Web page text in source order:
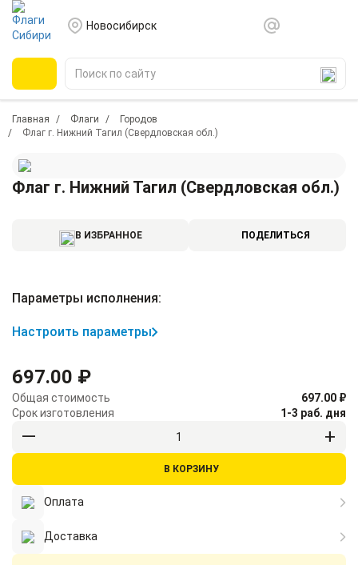
Новосибирск
Главная Флаги
Городов
Флаг г. Нижний Тагил (Свердловская обл.)
Флаг г. Нижний Тагил (Свердловская обл.)
В ИЗБРАННОЕ ПОДЕЛИТЬСЯ
Параметры исполнения:
Настроить параметры
697.00 ₽
Общая стоимость
697.00 ₽
Срок изготовления
1-3 раб. дня
В КОРЗИНУ
Оплата
Доставка